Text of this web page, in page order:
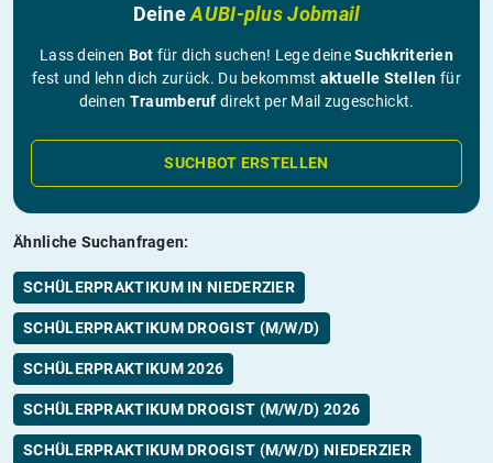
DeineAUBI-plus Jobmail
Lass deinen Bot für dich suchen! Lege deineSuchkriterien
fest und lehn dich zurück. Du bekommst aktuelle Stellen für
deinen Traumberuf direkt per Mail zugeschickt.
SUCHBOT ERSTELLEN
Ähnliche Suchanfragen:
SCHÜLERPRAKTIKUM IN NIEDERZIER
SCHÜLERPRAKTIKUM DROGIST (M/W/D)
SCHÜLERPRAKTIKUM 2026
SCHÜLERPRAKTIKUM DROGIST (M/W/D) 2026
SCHÜLERPRAKTIKUM DROGIST (M/W/D) NIEDERZIER